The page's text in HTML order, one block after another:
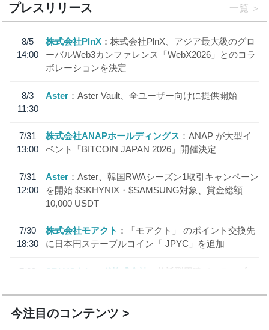
プレスリリース 一覧
8/5
14:00
株式会社PlnX
株式会社PlnX、アジア最大級のグロ
ーバルWeb3カンファレンス「WebX2026」とのコラ
ボレーションを決定
8/3
11:30
Aster Aster Vault、全ユーザー向けに提供開始
7/31
13:00
株式会社ANAPホールディングス
ANAP が大型イ
ベント「BITCOIN JAPAN 2026」開催決定
7/31
12:00
Aster
Aster、韓国RWAシーズン1取引キャンペーン
を開始 $SKHYNIX・$SAMSUNG対象、賞金総額
10,000 USDT
7/30
18:30
株式会社モアクト
「モアクト」 のポイント交換先
に日本円ステーブルコイン「 JPYC」を追加
7/29
SBI VCトレード株式会社
信託型円建てステーブル
今注目のコンテンツ